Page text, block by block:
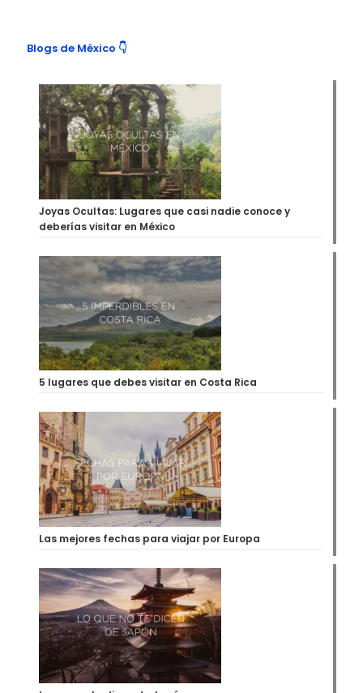
Blogs de México 👇
Joyas Ocultas: Lugares que casi nadie conoce y
deberías visitar en México
5 lugares que debes visitar en Costa Rica
Las mejores fechas para viajar por Europa